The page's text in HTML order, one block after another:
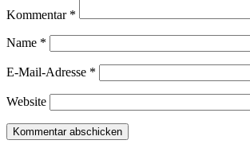
Kommentar *
Name *
E-Mail-Adresse *
Website